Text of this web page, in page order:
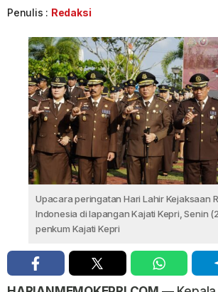
Penulis : Redaksi
Upacara peringatan Hari Lahir Kejaksaan
Indonesia di lapangan Kajati Kepri, Senin
penkum Kajati Kepri